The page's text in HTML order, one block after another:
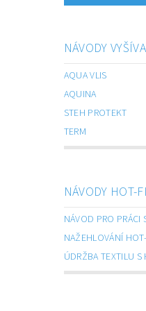
NÁVODY
AQUA VLIS
AQUINA
STEH PROTEKT
TERM
NÁVODY HOT-
NÁVOD PRO PRÁCI
NAŽEHLOVÁNÍ
ÚDRŽBA TEXTILU